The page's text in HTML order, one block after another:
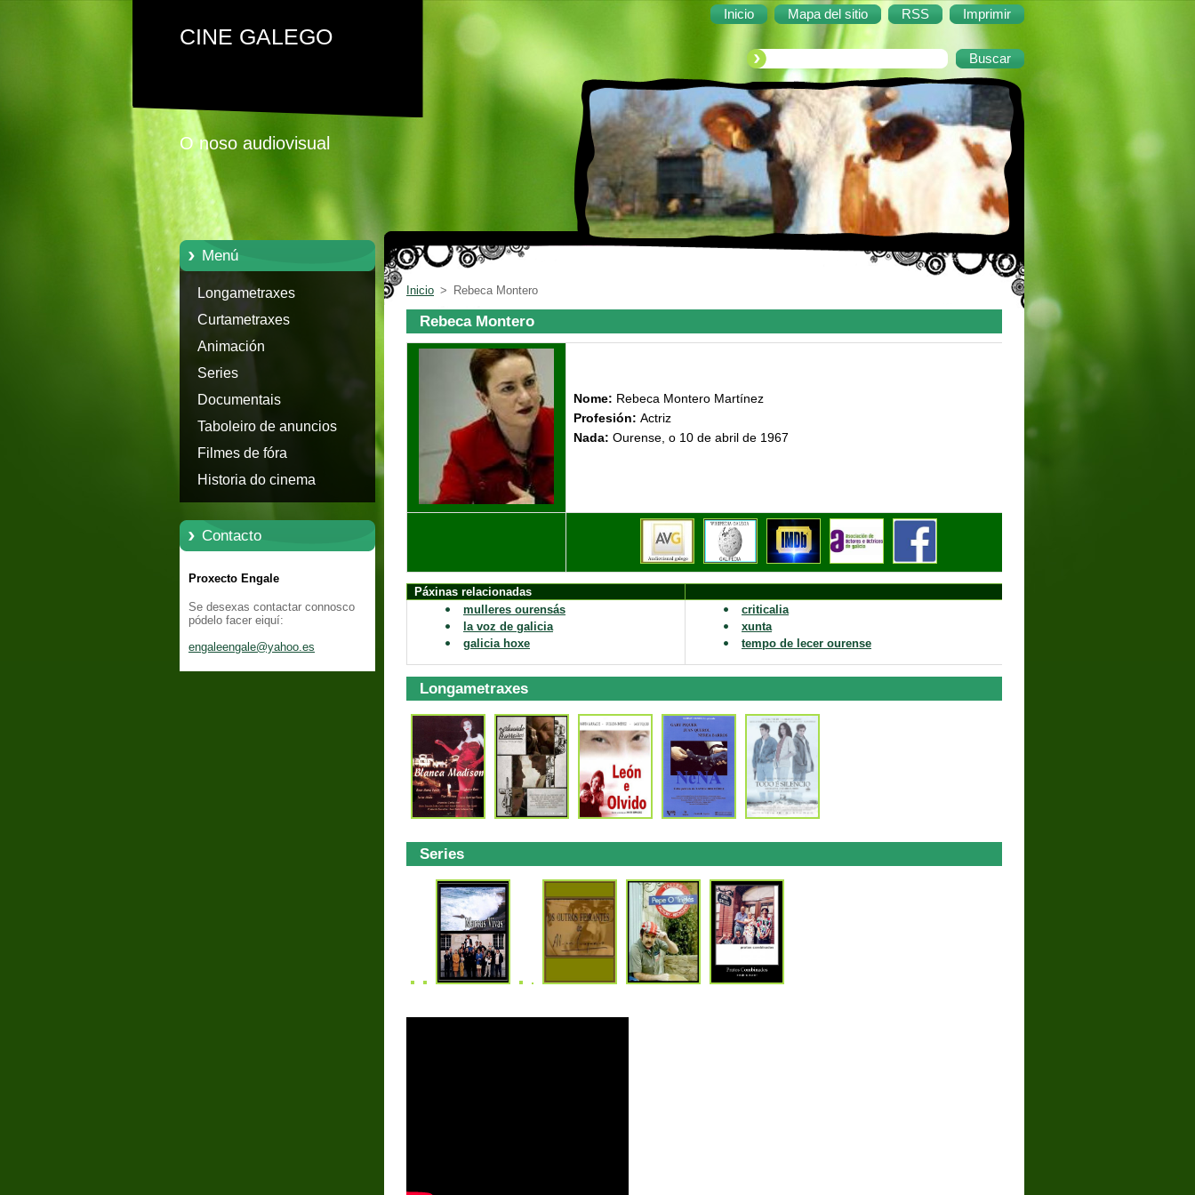
Inicio Mapa del sitio RSS Imprimir
CINE GALEGO
O noso audiovisual
Menú
Longametraxes
Curtametraxes
Animación
Series
Documentais
Taboleiro de anuncios
Filmes de fóra
Historia do cinema
Contacto
Proxecto Engale
Se desexas contactar connosco
pódelo facer eiquí:
engaleengale@yahoo.es
Inicio > Rebeca Montero
Rebeca Montero
Nome: Rebeca Montero Martínez
Profesión: Actriz
Nada: Ourense, o 10 de abril de 1967
Páxinas relacionadas
mulleres ourensás
la voz de galicia
galicia hoxe
criticalia
xunta
tempo de lecer ourense
Longametraxes
Series